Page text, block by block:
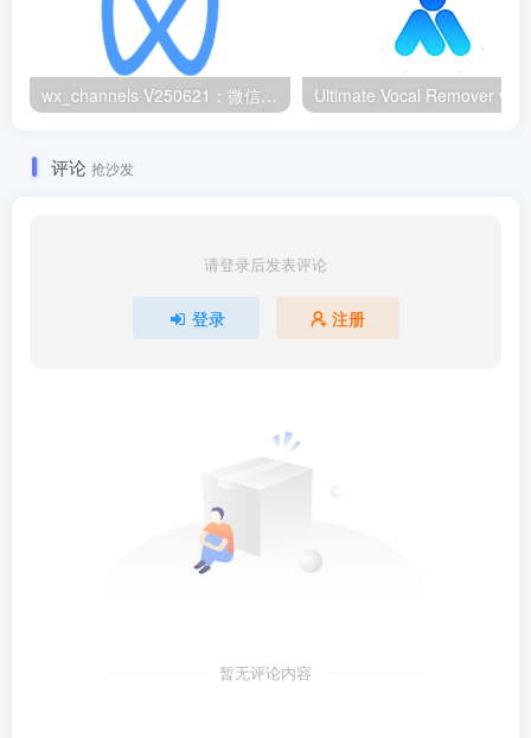
评论 抢沙发
请登录后发表评论
登录 注册
暂无评论内容